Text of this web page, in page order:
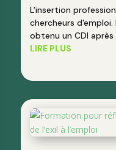
L'insertion
chercheurs
obtenu un CDI après
LIRE PLUS